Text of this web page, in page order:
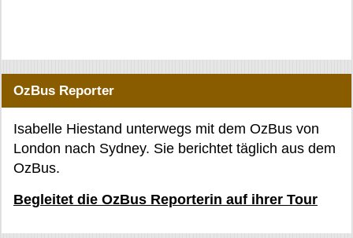
OzBus Reporter
Isabelle Hiestand unterwegs mit dem OzBus von
London nach Sydney. Sie berichtet täglich aus dem
OzBus.
Begleitet die OzBus Reporterin auf ihrer Tour